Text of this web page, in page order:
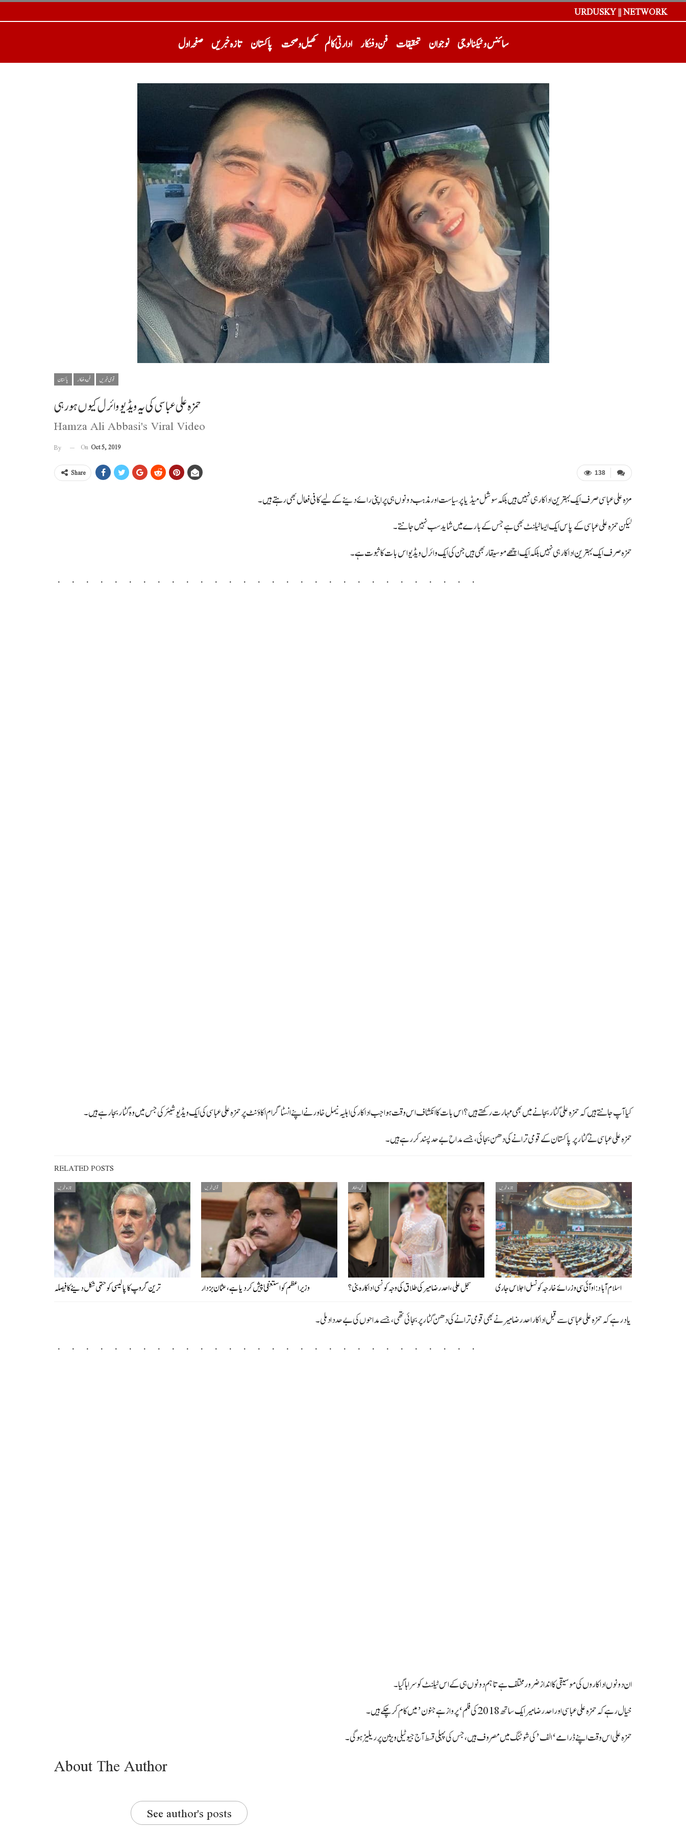
URDUSKY || NETWORK
صفحہ اول تازہ خبریں پاکستان کھیل و صحت ادارتی کالم فن و فنکار تحقیقات نوجوان سائنس و ٹیکنالوجی
پاکستان فن و فنکار قومی خبریں
حمزہ علی عباسی کی یہ ویڈیو وائرل کیوں ہورہی
Hamza Ali Abbasi's Viral Video
By On Oct 5, 2019
138
Share
مزہ علی عباسی صرف ایک بہترین اداکار ہی نہیں ہیں بلکہ سوشل میڈیا پر سیاست اور مذہب دونوں ہی پر اپنی رائے دینے کے لیے کافی فعال بھی رہتے ہیں۔
لیکن حمزہ علی عباسی کے پاس ایک ایسا ٹیلنٹ بھی ہے جس کے بارے میں شاید سب نہیں جانتے۔
حمزہ صرف ایک بہترین اداکار ہی نہیں بلکہ ایک اچھے موسیقار بھی ہیں جن کی ایک وائرل ویڈیو اس بات کا ثبوت ہے۔
کیا آپ جانتے ہیں کہ حمزہ علی گٹار بجانے میں بھی مہارت رکھتے ہیں؟ اس بات کا انکشاف اس وقت ہوا جب اداکار کی اہلیہ نیمل خاور نے اپنے انسٹاگرام اکاؤنٹ پر حمزہ علی عباسی کی ایک ویڈیو شیئر کی جس میں وہ گٹار بجا رہے ہیں۔
حمزہ علی عباسی نے گٹار پر پاکستان کے قومی ترانے کی دھن بجائی، جسے مداح بےحد پسند کررہے ہیں۔
RELATED POSTS
تازہ خبریں
ترین گروپ کا پالیسی کو حتمی شکل دینے کا فیصلہ
قومی خبریں
وزیراعظم کو استعفیٰ پیش کر دیا ہے، عثمان بزدار
فن و فنکار
سجل علی، احد رضا میر کی طلاق کی وجہ کونسی اداکارہ بنی؟
تازہ خبریں
اسلام آباد: او آئی سی وزرائے خارجہ کونسل اجلاس جاری
یاد رہے کہ حمزہ علی عباسی سے قبل اداکار احد رضا میر نے بھی قومی ترانے کی دھن گٹار پر بجائی تھی، جسے مداحوں کی بےحد داد ملی۔
ان دونوں اداکاروں کی موسیقی کا انداز ضرور مختلف ہے تاہم دونوں ہی کے اس ٹیلنٹ کو سراہا گیا۔
خیال رہے کہ حمزہ علی عباسی اور احد رضا میر ایک ساتھ 2018 کی فلم ‘پرواز ہے جنون’ میں کام کرچکے ہیں۔
حمزہ علی اس وقت اپنے ڈرامے ‘الف’ کی شوٹنگ میں مصروف ہیں، جس کی پہلی قسط آج جیو ٹیلی ویژن پر ریلیز ہوگی۔
About The Author
See author's posts